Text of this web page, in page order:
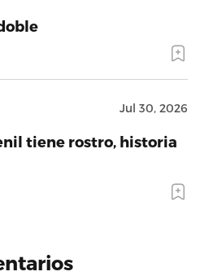
Jul 30, 2026
tiene rostro, historia